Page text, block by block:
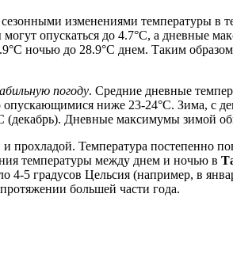
изменениями температуры в
опускаться до 4.7°C, а дневные
ночью до 28.9°C днем. Таким
погоду. Средние дневные
ниже 23-24°C. Зима, с
(декабрь). Дневные максимумы зимой
Температура постепенно
температуры между днем и ночью в
5 градусов Цельсия (например, в
большей части года.